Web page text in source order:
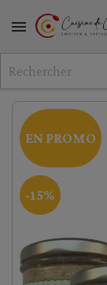
MENU
EN PROMO
-15%